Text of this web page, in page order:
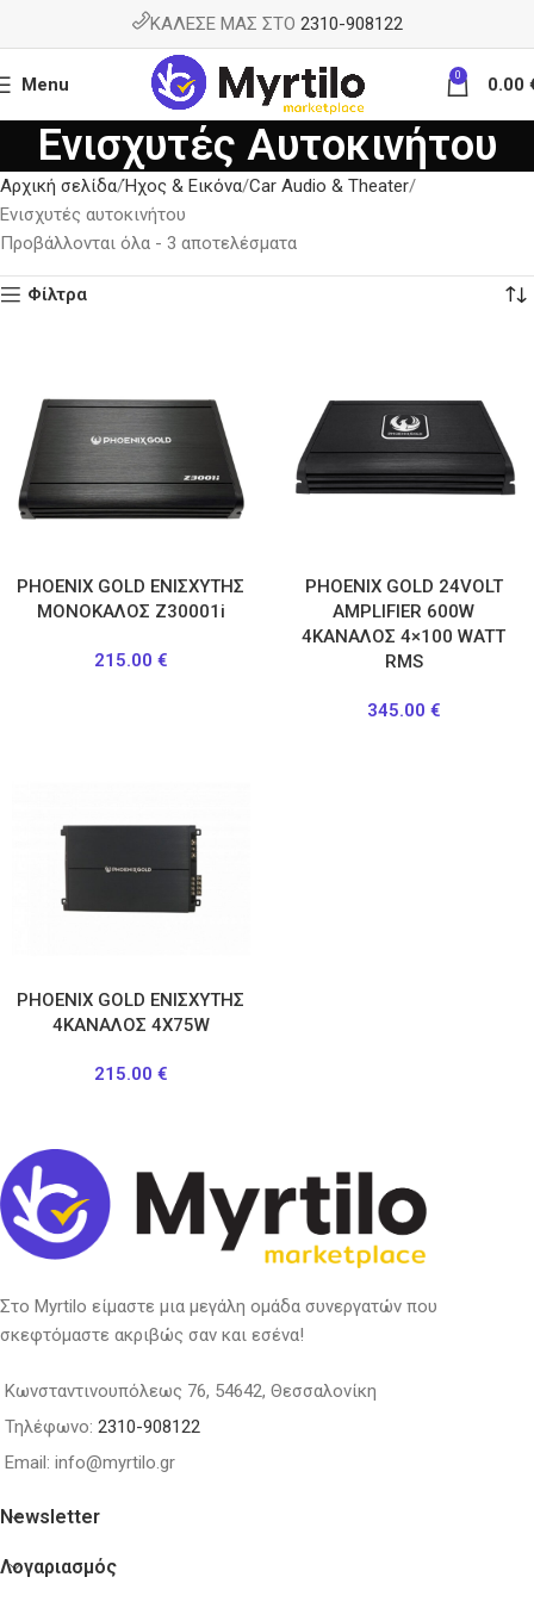
ΚΑΛΕΣΕ ΜΑΣ ΣΤΟ 2310-908122
Menu 0 0.00
Ενισχυτές Αυτοκινήτου
Αρχική σελίδα Ήχος & Εικόνα Car Audio & Theater
Ενισχυτές αυτοκινήτου
Προβάλλονται όλα - 3 αποτελέσματα
Φίλτρα
PHOENIX GOLD ΕΝΙΣΧΥΤΗΣ
ΜΟΝΟΚΑΛΟΣ Z30001i
215.00 €
ΡΗΟΕΝΙΧ GOLD 24VOLT
AMPLIFIER 600W
4ΚΑΝΑΛΟΣ 4×100 WATT
RMS
345.00 €
PHOENIX GOLD ΕΝΙΣΧΥΤΗΣ
4ΚΑΝΑΛΟΣ 4Χ75W
215.00 €
Στο Myrtilo είμαστε μια μεγάλη ομάδα συνεργατών που
σκεφτόμαστε ακριβώς σαν και εσένα!
Κωνσταντινουπόλεως 76, 54642, Θεσσαλονίκη
Τηλέφωνο: 2310-908122
Email: info@myrtilo.gr
Newsletter
Λογαριασμός